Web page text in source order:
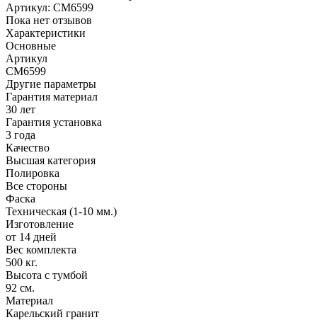
Артикул: CM6599
Пока нет отзывов
Характеристики
Основные
Артикул
CM6599
Другие параметры
Гарантия материал
30 лет
Гарантия установка
3 года
Качество
Высшая категория
Полировка
Все стороны
Фаска
Техническая (1-10 мм.)
Изготовление
от 14 дней
Вес комплекта
500 кг.
Высота с тумбой
92 см.
Материал
Карельский гранит